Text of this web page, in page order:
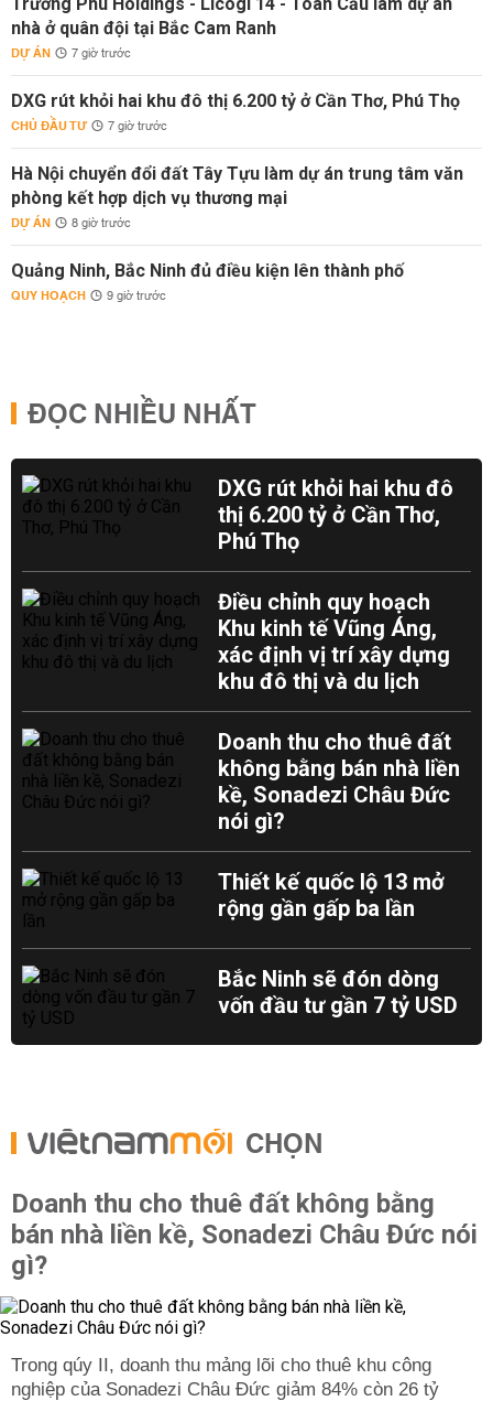
nhà ở quân đội tại Bắc Cam Ranh
DỰ ÁN 7 giờ trước
DXG rút khỏi hai khu đô thị 6.200 tỷ ở Cần Thơ, Phú Thọ
CHỦ ĐẦU TƯ 7 giờ trước
Hà Nội chuyển đổi đất Tây Tựu làm dự án trung tâm văn
phòng kết hợp dịch vụ thương mại
DỰ ÁN 8 giờ trước
Quảng Ninh, Bắc Ninh đủ điều kiện lên thành phố
QUY HOẠCH 9 giờ trước
ĐỌC NHIỀU NHẤT
DXG rút khỏi hai khu đô
thị 6.200 tỷ ở Cần Thơ,
Phú Thọ
Điều chỉnh quy hoạch
Khu kinh tế Vũng Áng,
xác định vị trí xây dựng
khu đô thị và du lịch
Doanh thu cho thuê đất
không bằng bán nhà liền
kề, Sonadezi Châu Đức
nói gì?
Thiết kế quốc lộ 13 mở
rộng gần gấp ba lần
Bắc Ninh sẽ đón dòng
vốn đầu tư gần 7 tỷ USD
CHỌN
Doanh thu cho thuê đất không bằng
bán nhà liền kề, Sonadezi Châu Đức nói
gì?
Trong qúy II, doanh thu mảng lõi cho thuê khu công
nghiệp của Sonadezi Châu Đức giảm 84% còn 26 tỷ